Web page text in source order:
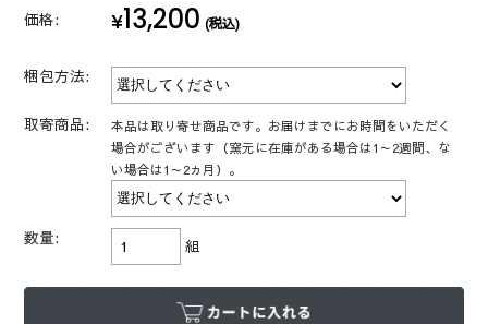
価格: ¥13,200 (税込)
梱包方法:
取寄商品:
本品は取り寄せ商品です。お届けまでにお時間をいただく
場合がございます（窯元に在庫がある場合は1～2週間、な
い場合は1～2ヵ月）。
数量: 組